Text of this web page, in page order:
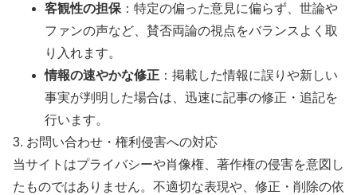
客観性の担保 ：特定の偏った意見に偏らず、世論や
ファンの声など、賛否両論の視点をバランスよく取
り入れます。
情報の速やかな修正 ：掲載した情報に誤りや新しい
事実が判明した場合は、迅速に記事の修正・追記を
行います。
3. お問い合わせ・権利侵害への対応
当サイトはプライバシーや肖像権、著作権の侵害を意図し
たものではありません。不適切な表現や、修正・削除の依